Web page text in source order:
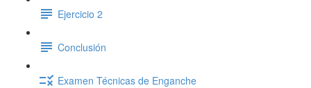
Ejercicio 2
Conclusión
Examen Técnicas de Enganche